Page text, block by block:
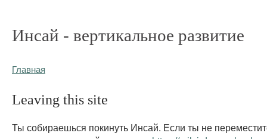
Инсай - вертикальное развитие
Главная
Leaving this site
Ты собираешься покинуть Инсай. Если ты не